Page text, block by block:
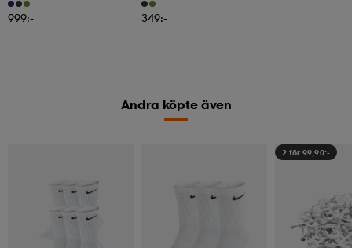
999:- 349:-
Andra köpte även
2 för 99,90:-